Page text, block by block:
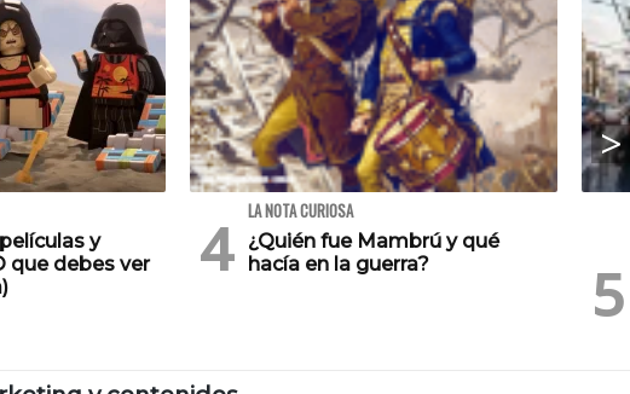
y
que debes ver
LA NOTA CURIOSA
¿Quién fue Mambrú y qué
hacía en la guerra?